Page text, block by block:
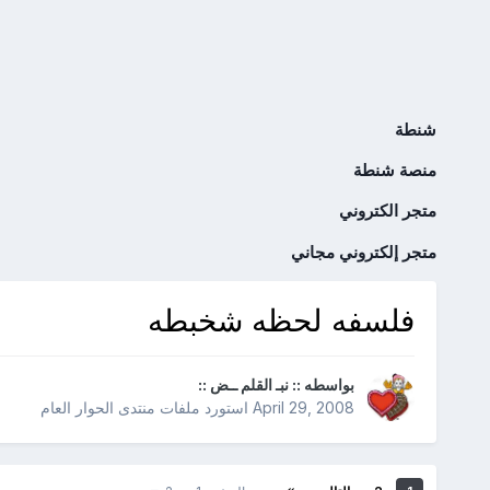
شنطة
منصة شنطة
متجر الكتروني
متجر إلكتروني مجاني
فلسفه لحظه شخبطه
بواسطه :: نبـ القلم ــض ::
April 29, 2008استورد ملفات منتدى الحوار العام